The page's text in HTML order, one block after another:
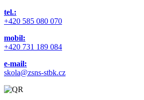
tel.:
+420 585 080 070
mobil:
+420 731 189 084
e-mail:
skola@zsns-stbk.cz